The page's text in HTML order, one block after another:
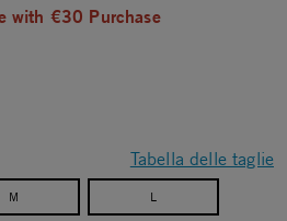
with €30 Purchase
Tabella delle taglie
M L